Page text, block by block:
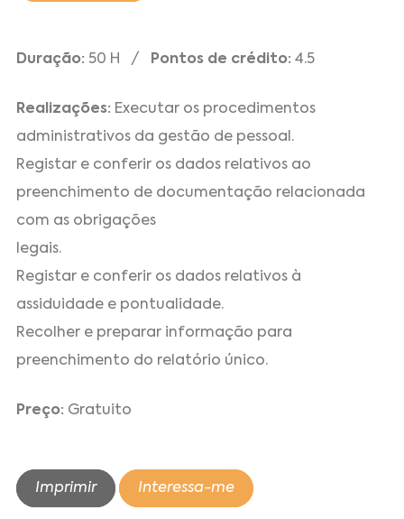
Duração: 50 H / Pontos de crédito:4.5
Realizações: Executar os procedimentos
administrativos da gestão de pessoal.
Registar e conferir os dados relativos ao
preenchimento de documentação relacionada
com as obrigações
legais.
Registar e conferir os dados relativos à
assiduidade e pontualidade.
Recolher e preparar informação para
preenchimento do relatório único.
Preço: Gratuito
Imprimir Interessa-me